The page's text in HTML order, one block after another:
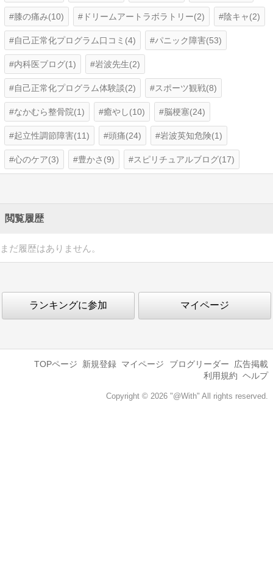
膝の痛み(10) ドリームアートラボラトリー(2) 陰キャ(2)
自己正常化プログラム口コミ(4) パニック障害(53)
内科医ブログ(1) 岩波先生(2)
自己正常化プログラム体験談(2) スポーツ観戦(8)
なかむら整骨院(1) 癒やし(10) 脳梗塞(24)
起立性調節障害(11) 頭痛(24) 岩波英知危険(1)
心のケア(3) 豊かさ(9) スピリチュアルブログ(17)
閲覧履歴
まだ履歴はありません。
ランキングに参加 マイページ
TOPページ 新規登録 マイページ ブログリーダー
広告掲載
利用規約 ヘルプ
Copyright © 2026 "@With" All rights reserved.